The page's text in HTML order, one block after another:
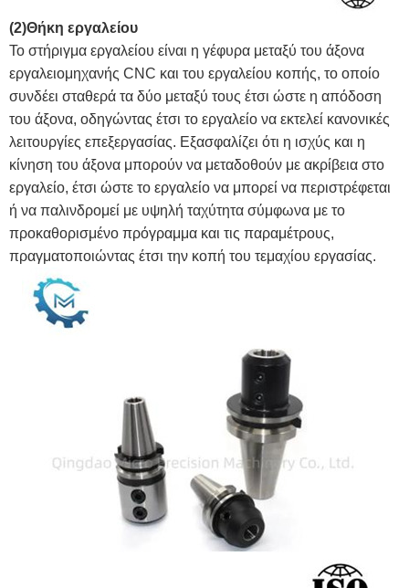
(2)Θήκη εργαλείου
Το στήριγμα εργαλείου είναι η γέφυρα μεταξύ του άξονα
εργαλειομηχανής CNC και του εργαλείου κοπής, το οποίο
συνδέει σταθερά τα δύο μεταξύ τους έτσι ώστε η απόδοση
του άξονα, οδηγώντας έτσι το εργαλείο να εκτελεί κανονικές
λειτουργίες επεξεργασίας. Εξασφαλίζει ότι η ισχύς και η
κίνηση του άξονα μπορούν να μεταδοθούν με ακρίβεια στο
εργαλείο, έτσι ώστε το εργαλείο να μπορεί να περιστρέφεται
ή να παλινδρομεί με υψηλή ταχύτητα σύμφωνα με το
προκαθορισμένο πρόγραμμα και τις παραμέτρους,
πραγματοποιώντας έτσι την κοπή του τεμαχίου εργασίας.